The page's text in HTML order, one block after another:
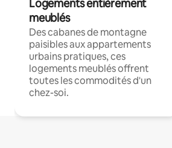
Logements entièrement
meublés
Des cabanes de montagne
paisibles aux appartements
urbains pratiques, ces
logements meublés offrent
toutes les commodités d'un
chez-soi.